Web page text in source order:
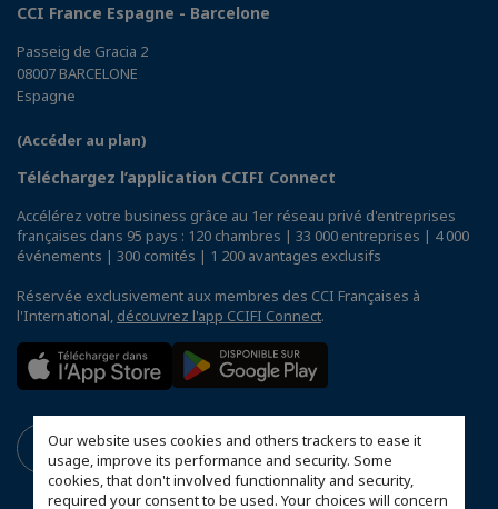
Our website uses cookies and others trackers to ease it
usage, improve its performance and security. Some
cookies, that don't involved functionnality and security,
required your consent to be used. Your choices will concern
CCI France Espagne - Barcelone
Passeig de Gracia 2
08007 BARCELONE
Espagne
(Accéder au plan)
Téléchargez l’application CCIFI Connect
Accélérez votre business grâce au 1er réseau privé d'entreprises
françaises dans 95 pays : 120 chambres | 33 000 entreprises | 4 000
événements | 300 comités | 1 200 avantages exclusifs
Réservée exclusivement aux membres des CCI Françaises à
l'International, découvrez l'app CCIFI Connect.